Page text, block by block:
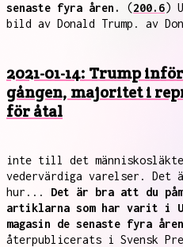
senaste fyra åren.
(200.6)
bild av Donald Trump. av
2021-01-14: Trump
gången, majoritet i
för åtal
inte till det
vedervärdiga varelser. Det
hur... Det är bra att du
artiklarna som har varit i
magasin de senaste fyra
återpublicerats i Svensk